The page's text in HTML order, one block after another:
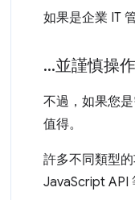
如果是企業 IT
...並謹慎操作
不過，如果您
值得。
許多不同類型
JavaScript API